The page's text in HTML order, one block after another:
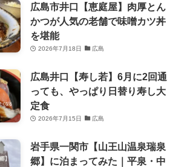
広島市井口【恵庭屋】肉厚とん
かつが人気の老舗で味噌カツ丼
を堪能
2026年7月18日 広島
広島井口【寿し若】6月に2回通
っても、やっぱり日替り寿し大
定食
2026年7月15日 広島
岩手県一関市【山王山温泉瑞泉
郷】に泊まってみた｜平泉・中